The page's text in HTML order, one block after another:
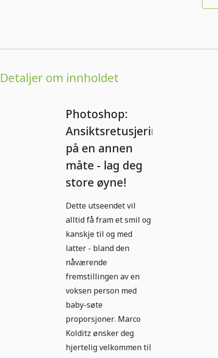
Detaljer om innholdet
Photoshop:
Ansiktsretusjering
på en annen
måte - lag deg
store øyne!
Dette utseendet vil
alltid få fram et smil og
kanskje til og med
latter - bland den
nåværende
fremstillingen av en
voksen person med
baby-søte
proporsjoner. Marco
Kolditz ønsker deg
hjertelig velkommen til